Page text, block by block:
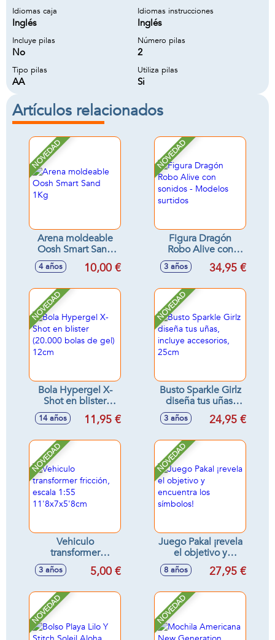
Idiomas caja
Inglés
Idiomas instrucciones
Inglés
Incluye pilas
No
Número pilas
2
Tipo pilas
AA
Utiliza pilas
Si
Artículos relacionados
NOVEDAD
Arena moldeable
Oosh Smart Sand
1Kg
4 años 10,00 €
NOVEDAD
Figura Dragón
Robo Alive con
sonidos - Modelos
surtidos
3 años 34,95 €
NOVEDAD
Bola Hypergel X-
Shot en blister
(20.000 bolas de
gel) 12cm
14 años 11,95 €
NOVEDAD
Busto Sparkle Girlz
diseña tus uñas,
incluye accesorios,
25cm
3 años 24,95 €
NOVEDAD
Vehiculo
transformer
fricción, escala 1:55
11'8x7x5'8cm
3 años 5,00 €
NOVEDAD
Juego Pakal ¡revela
el objetivo y
encuentra los
símbolos!
8 años 27,95 €
NOVEDAD NOVEDAD